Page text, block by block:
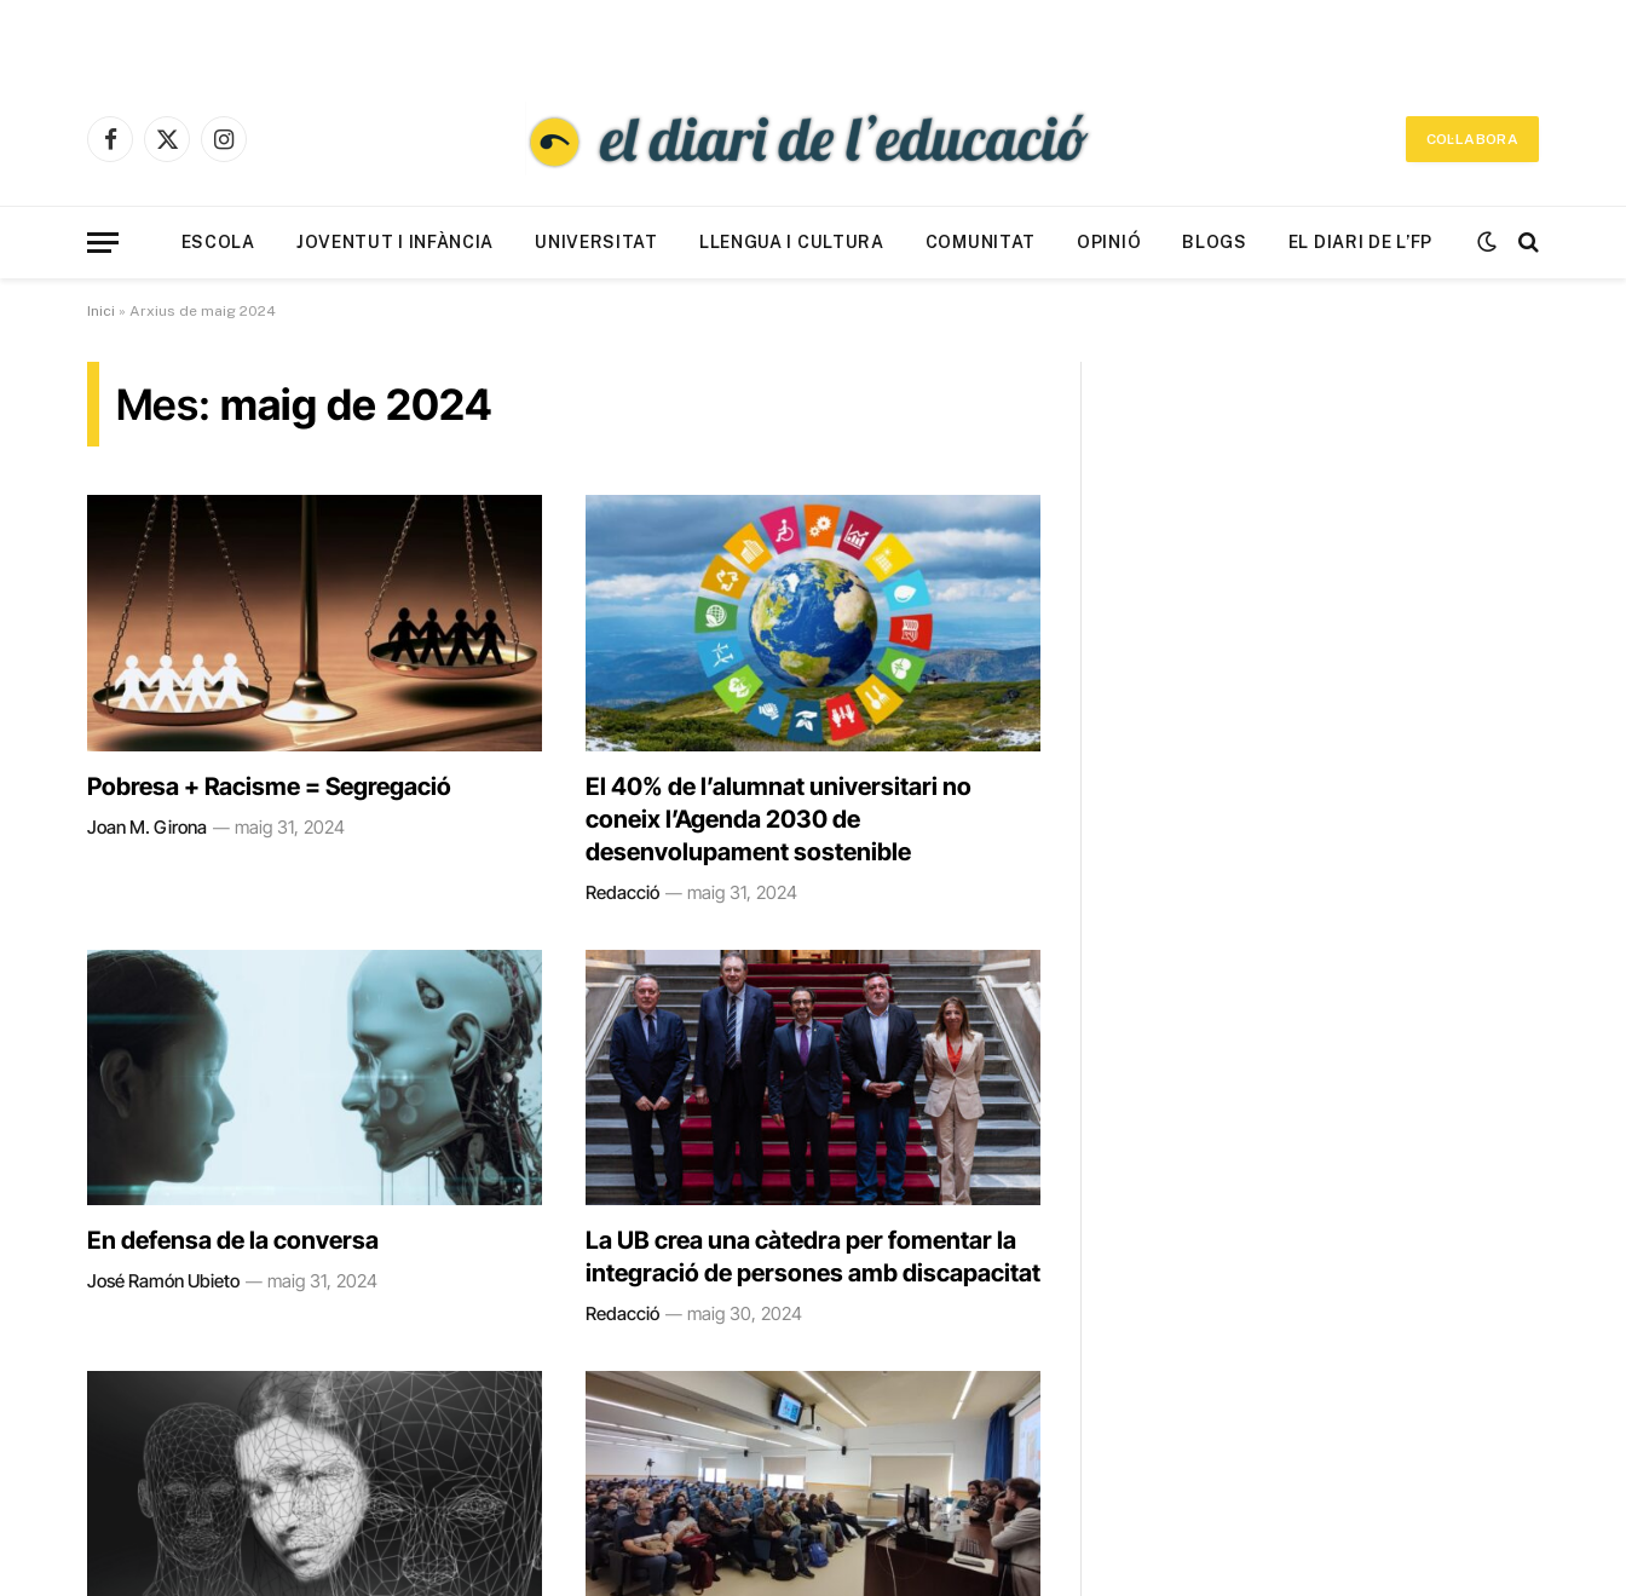
Facebook
X
Instagram
COL·LABORA
ESCOLA JOVENTUT I INFÀNCIA UNIVERSITAT LLENGUA I CULTURA COMUNITAT OPINIÓ BLOGS EL DIARI DE L’FP
Inici » Arxius de maig 2024
Mes: maig de 2024
Pobresa + Racisme = Segregació
Joan M. Girona maig 31, 2024
El 40% de l’alumnat universitari no
coneix l’Agenda 2030 de
desenvolupament sostenible
Redacció maig 31, 2024
En defensa de la conversa
José Ramón Ubieto maig 31, 2024
La UB crea una càtedra per fomentar la
integració de persones amb discapacitat
Redacció maig 30, 2024